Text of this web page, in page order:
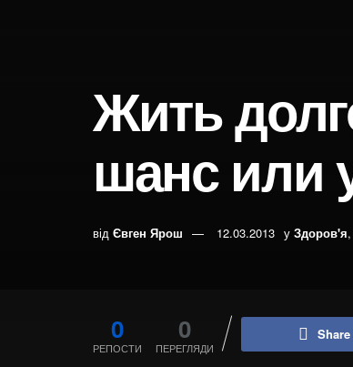
Жить
шанс или
від Євген Ярош 12.03.2013 у Здоров'я,
0
РЕПОСТИ
0
ПЕРЕГЛЯДИ